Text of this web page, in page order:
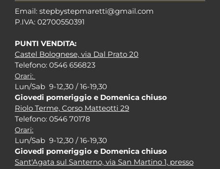
Email: stepbystepmaretti@gmail.com
P.IVA: 02700550391
PUNTI VENDITA:
Castel Bolognese, via Dal Prato 20
Telefono: 0546 656823
Orari:
Lun/Sab 9-12,30 / 16-19,30
Giovedi pomeriggio e Domenica chiuso
Riolo Terme, Corso Matteotti 29
Telefono: 0546 70178
Orari:
Lun/Sab 9-12,30 / 16-19,30
Giovedi pomeriggio e Domenica chiuso
Sant'Agata sul Santerno, via San Martino 1, presso